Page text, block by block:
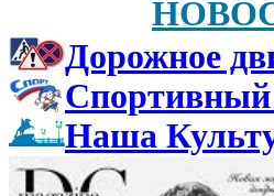
Дорожное
Спортивный
Наша